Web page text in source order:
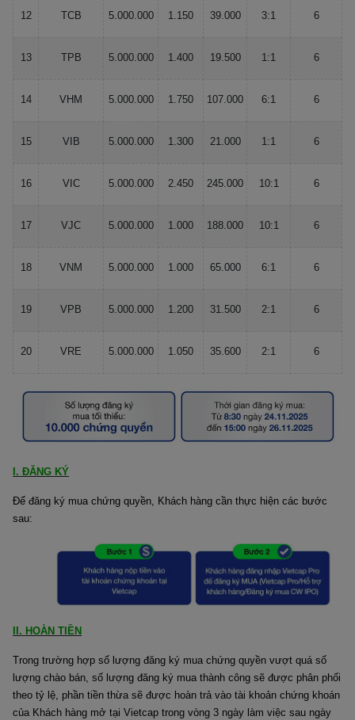
12 TCB 5.000.000 1.150 39.000 3:1 6
13 TPB 5.000.000 1.400 19.500 1:1 6
14 VHM 5.000.000 1.750 107.000 6:1 6
15 VIB 5.000.000 1.300 21.000 1:1 6
16 VIC 5.000.000 2.450 245.000 10:1 6
17 VJC 5.000.000 1.000 188.000 10:1 6
18 VNM 5.000.000 1.000 65.000 6:1 6
19 VPB 5.000.000 1.200 31.500 2:1 6
20 VRE 5.000.000 1.050 35.600 2:1 6
I. ĐĂNG KÝ
Ðể đăng ký mua chứng quyền, Khách hàng cần thực hiện các bước
sau:
II. HOÀN TIỀN
Trong trường hợp số lượng đăng ký mua chứng quyền vượt quá số
lượng chào bán, số lượng đăng ký mua thành công sẽ được phân phối
theo tỷ lệ, phần tiền thừa sẽ được hoàn trả vào tài khoản chứng khoán
của Khách hàng mở tại Vietcap trong vòng 3 ngày làm việc sau ngày